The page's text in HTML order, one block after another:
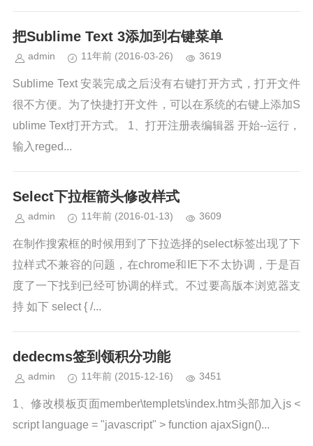
把Sublime Text 3添加到右键菜单
admin 11年前 (2016-03-26) 3619
Sublime Text 安装完成之后没有右键打开方式，打开文件
很不方便。为了快捷打开文件，可以在系统的右键上添加S
ublime Text打开方式。 1、打开注册表编辑器 开始--运行，
输入reged...
Select下拉框箭头修改样式
admin 11年前 (2016-01-13) 3609
在制作搜索框的时候用到了下拉选择的select标签出现了下
拉样式不兼容的问题，在chrome和IE下不太协调，于是百
度了一下找到已经可协调的样式。不过要高版本浏览器支
持 如下 select { /...
dedecms签到领积分功能
admin 11年前 (2015-12-16) 3451
1、修改模板页面member\templets\index.htm头部加入js <
script language = "javascript" > function ajaxSign()...